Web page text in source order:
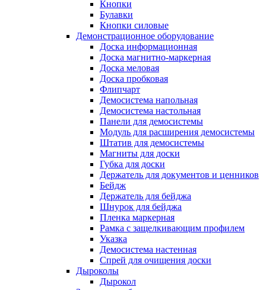
Кнопки
Булавки
Кнопки силовые
Демонстрационное оборудование
Доска информационная
Доска магнитно-маркерная
Доска меловая
Доска пробковая
Флипчарт
Демосистема напольная
Демосистема настольная
Панели для демосистемы
Модуль для расширения демосистемы
Штатив для демосистемы
Магниты для доски
Губка для доски
Держатель для документов и ценников
Бейдж
Держатель для бейджа
Шнурок для бейджа
Пленка маркерная
Рамка с защелкивающим профилем
Указка
Демосистема настенная
Спрей для очищения доски
Дыроколы
Дырокол